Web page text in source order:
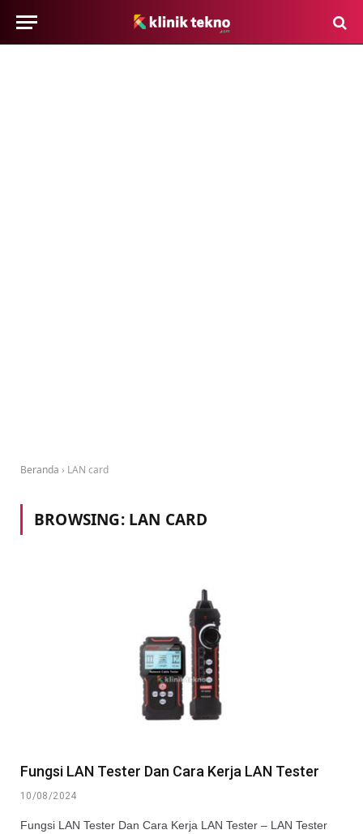
Beranda › LAN card
BROWSING: LAN CARD
Fungsi LAN Tester Dan Cara Kerja LAN Tester
10/08/2024
Fungsi LAN Tester Dan Cara Kerja LAN Tester – LAN Tester